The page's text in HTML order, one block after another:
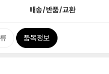
배송/반품/교환
품목정보